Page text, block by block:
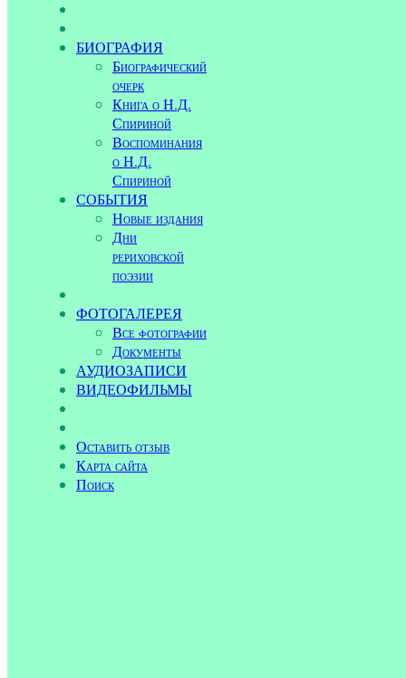
БИОГРАФИЯ
Биографический
очерк
Книга о Н.Д.
Спириной
Воспоминания
о Н.Д.
Спириной
СОБЫТИЯ
Новые издания
Дни
рериховской
поэзии
ФОТОГАЛЕРЕЯ
Все фотографии
Документы
АУДИОЗАПИСИ
ВИДЕОФИЛЬМЫ
Оставить отзыв
Карта сайта
Поиск